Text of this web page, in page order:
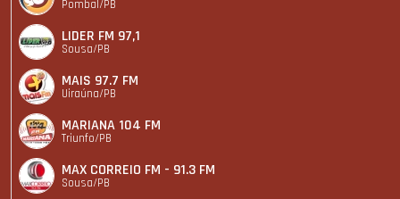
Pombal/PB
LIDER FM 97,1
Sousa/PB
MAIS 97.7 FM
Uiraúna/PB
MARIANA 104 FM
Triunfo/PB
MAX CORREIO FM - 91.3 FM
Sousa/PB